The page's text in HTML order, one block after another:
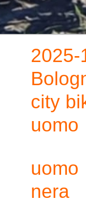
2025-
city
uomo
uomo
nera